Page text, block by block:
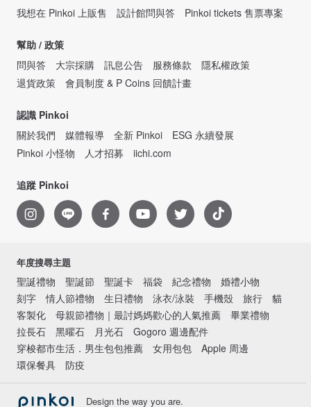
我想在 Pinkoi 上販售
設計館問與答 Pinkoi tickets 售票專案
幫助 / 政策
問與答
大宗採購 訊息公告 服務條款
隱私權政策
退貨政策
會員制度 & P Coins 回饋計畫
認識 Pinkoi
關於我們
媒體報導 全新 Pinkoi
ESG 永續發展
Pinkoi 小怪物
人才招募 iichi.com
追蹤 Pinkoi
年度搜尋主題
聖誕禮物 聖誕節 聖誕卡 福袋 紀念禮物
婚禮小物
刻字
情人節禮物 生日禮物 泳衣/泳裝 手機殼 旅行
貓
客製化
母親節禮物｜最討媽媽歡心的人氣推薦
畢業禮物
拉長石
黑曜石 月光石
Gogoro 週邊配件
穿梭都市生活．男生包包推薦
女用包包
Apple 周邊
環保餐具
防疫
Design the way you are.